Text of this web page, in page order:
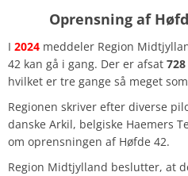
Oprensning af
I 2024 meddeler Region
42 kan gå i gang. Der er afsat
hvilket er tre gange så meget
Regionen skriver efter diverse
danske Arkil, belgiske Haemers
om oprensningen af Høfde 42.
Region Midtjylland beslutter, at